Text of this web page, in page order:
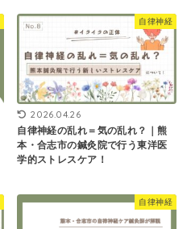
自律神経
2026.04.26
自律神経の乱れ＝気の乱れ？｜熊
本・合志市の鍼灸院で行う東洋医
学的ストレスケア！
自律神経